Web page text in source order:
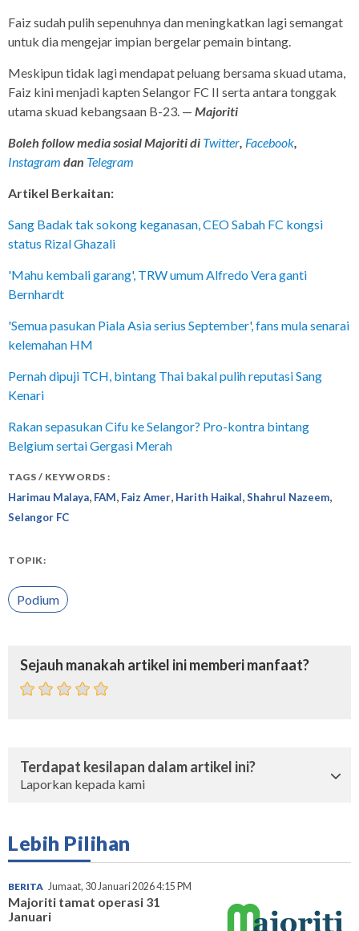
Faiz sudah pulih sepenuhnya dan meningkatkan lagi semangat
untuk dia mengejar impian bergelar pemain bintang.
Meskipun tidak lagi mendapat peluang bersama skuad utama,
Faiz kini menjadi kapten Selangor FC II serta antara tonggak
utama skuad kebangsaan B-23. — Majoriti
Boleh follow media sosial Majoriti di Twitter, Facebook,
Instagram dan Telegram
Artikel Berkaitan:
Sang Badak tak sokong keganasan, CEO Sabah FC kongsi
status Rizal Ghazali
'Mahu kembali garang', TRW umum Alfredo Vera ganti
Bernhardt
'Semua pasukan Piala Asia serius September', fans mula senarai
kelemahan HM
Pernah dipuji TCH, bintang Thai bakal pulih reputasi Sang
Kenari
Rakan sepasukan Cifu ke Selangor? Pro-kontra bintang
Belgium sertai Gergasi Merah
TAGS / KEYWORDS :
Harimau Malaya, FAM, Faiz Amer, Harith Haikal,Shahrul Nazeem,
Selangor FC
TOPIK:
Podium
Sejauh manakah artikel ini memberi manfaat?
Terdapat kesilapan dalam artikel ini?
Laporkan kepada kami
Lebih Pilihan
BERITA Jumaat, 30 Januari 2026 4:15 PM
Majoriti tamat operasi 31
Januari